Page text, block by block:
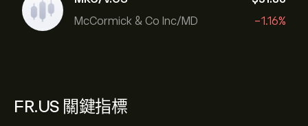
McCormick & Co Inc/MD
-1.16%
FR.US 關鍵指標